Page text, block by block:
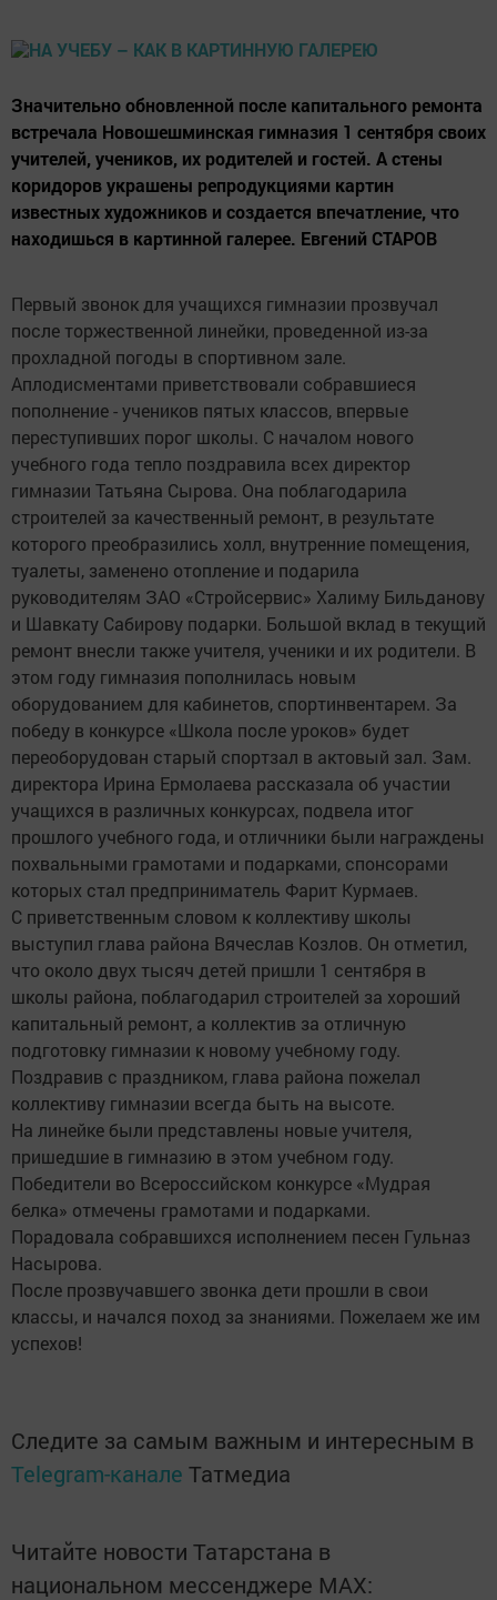
Значительно обновленной после капитального ремонта
встречала Новошешминская гимназия 1 сентября своих
учителей, учеников, их родителей и гостей. А стены
коридоров украшены репродукциями картин
известных художников и создается впечатление, что
находишься в картинной галерее. Евгений СТАРОВ
Первый звонок для учащихся гимназии прозвучал
после торжественной линейки, проведенной из-за
прохладной погоды в спортивном зале.
Аплодисментами приветствовали собравшиеся
пополнение - учеников пятых классов, впервые
переступивших порог школы. С началом нового
учебного года тепло поздравила всех директор
гимназии Татьяна Сырова. Она поблагодарила
строителей за качественный ремонт, в результате
которого преобразились холл, внутренние помещения,
туалеты, заменено отопление и подарила
руководителям ЗАО «Стройсервис» Халиму Бильданову
и Шавкату Сабирову подарки. Большой вклад в текущий
ремонт внесли также учителя, ученики и их родители. В
этом году гимназия пополнилась новым
оборудованием для кабинетов, спортинвентарем. За
победу в конкурсе «Школа после уроков» будет
переоборудован старый спортзал в актовый зал. Зам.
директора Ирина Ермолаева рассказала об участии
учащихся в различных конкурсах, подвела итог
прошлого учебного года, и отличники были награждены
похвальными грамотами и подарками, спонсорами
которых стал предприниматель Фарит Курмаев.
С приветственным словом к коллективу школы
выступил глава района Вячеслав Козлов. Он отметил,
что около двух тысяч детей пришли 1 сентября в
школы района, поблагодарил строителей за хороший
капитальный ремонт, а коллектив за отличную
подготовку гимназии к новому учебному году.
Поздравив с праздником, глава района пожелал
коллективу гимназии всегда быть на высоте.
На линейке были представлены новые учителя,
пришедшие в гимназию в этом учебном году.
Победители во Всероссийском конкурсе «Мудрая
белка» отмечены грамотами и подарками.
Порадовала собравшихся исполнением песен Гульназ
Насырова.
После прозвучавшего звонка дети прошли в свои
классы, и начался поход за знаниями. Пожелаем же им
успехов!
Следите за самым важным и интересным в
Telegram-канале Татмедиа
Читайте новости Татарстана в
национальном мессенджере MАХ: